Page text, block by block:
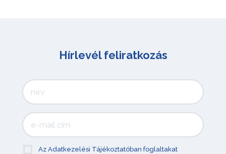
Hírlevél feliratkozás
Az Adatkezelési Tájékoztatóban foglaltakat